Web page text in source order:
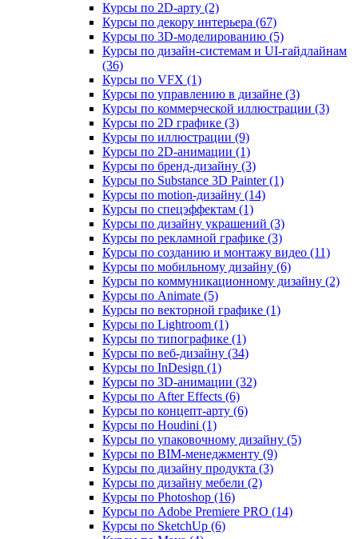
Курсы по 2D‑арту (2)
Курсы по декору интерьера (67)
Курсы по 3D‑моделированию (5)
Курсы по дизайн-системам и UI-гайдлайнам
(36)
Курсы по VFX (1)
Курсы по управлению в дизайне (3)
Курсы по коммерческой иллюстрации (3)
Курсы по 2D графике (3)
Курсы по иллюстрации (9)
Курсы по 2D‑анимации (1)
Курсы по бренд‑дизайну (3)
Курсы по Substance 3D Painter (1)
Курсы по motion-дизайну (14)
Курсы по спецэффектам (1)
Курсы по дизайну украшений (3)
Курсы по рекламной графике (3)
Курсы по созданию и монтажу видео (11)
Курсы по мобильному дизайну (6)
Курсы по коммуникационному дизайну (2)
Курсы по Animate (5)
Курсы по векторной графике (1)
Курсы по Lightroom (1)
Курсы по типографике (1)
Курсы по веб‑дизайну (34)
Курсы по InDesign (1)
Курсы по 3D‑анимации (32)
Курсы по After Effects (6)
Курсы по концепт‑арту (6)
Курсы по Houdini (1)
Курсы по упаковочному дизайну (5)
Курсы по BIM‑менеджменту (9)
Курсы по дизайну продукта (3)
Курсы по дизайну мебели (2)
Курсы по Photoshop (16)
Курсы по Adobe Premiere PRO (14)
Курсы по SketchUp (6)